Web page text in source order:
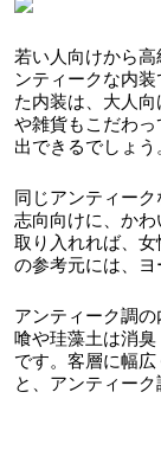
若い人向けから
ンティークな内
た内装は、大人
や雑貨もこだわ
出できるでしょう
同じアンティー
志向向けに、か
取り入れれば、
の参考元には、ヨ
アンティーク調
喰や珪藻土は消
です。客層に幅
と、アンティー